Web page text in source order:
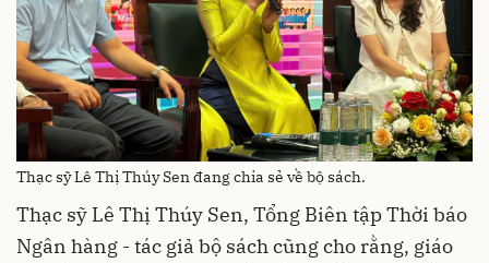
Thạc sỹ Lê Thị Thúy Sen đang chia sẻ về bộ sách.
Thạc sỹ Lê Thị Thúy Sen, Tổng Biên tập Thời báo
Ngân hàng - tác giả bộ sách cũng cho rằng, giáo